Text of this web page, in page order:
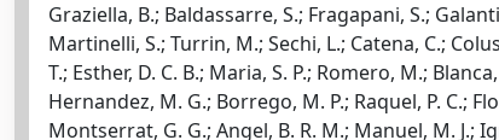
Graziella, B.; Baldassarre, S.; Fragapani, S.;
Martinelli, S.; Turrin, M.; Sechi, L.; Catena, C.;
T.; Esther, D. C. B.; Maria, S. P.; Romero, M.;
Hernandez, M. G.; Borrego, M. P.; Raquel, P. C.;
Montserrat, G. G.; Angel, B. R. M.; Manuel, M. J.;